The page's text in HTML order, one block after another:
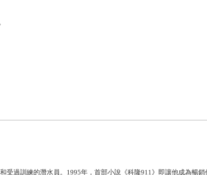
過訓練的潛水員。1995年，首部小說《科隆911》即讓他成為暢銷